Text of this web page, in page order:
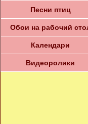
Песни птиц
Обои на рабочий
Календари
Видеоролики